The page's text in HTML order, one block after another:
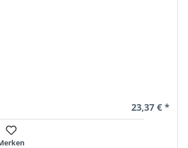
Regulärer
23,37 € *